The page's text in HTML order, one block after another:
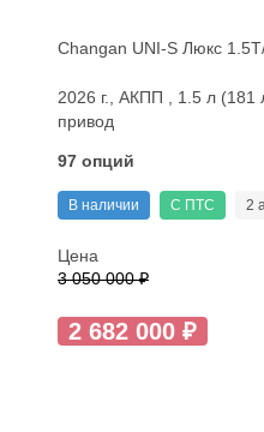
Changan UNI-S Люкс
2026 г., АКПП , 1.5 л
привод
97 опций
В наличии С ПТС 2
Цена
3 050 000 ₽
2 682 000 ₽